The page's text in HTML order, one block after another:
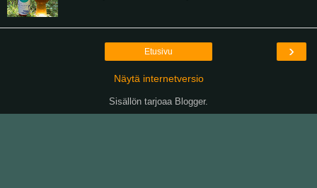
›
Etusivu
Näytä internetversio
Sisällön tarjoaa Blogger.